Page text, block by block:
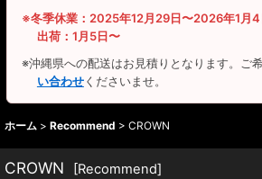
※冬季休業：2025年12月29日〜2026年1月
出荷：1月5日〜
※沖縄県への配送はお見積りとなります。ご
い合わせくださいませ。
ホーム > Recommend > CROWN
CROWN [Recommend]